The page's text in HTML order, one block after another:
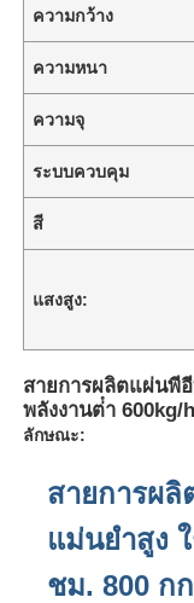
ความกว้าง
ความหนา
ความจุ
ระบบควบคุม
สี
แสงสูง:
สายการผลิตแผ่นพี
พลังงานต่ํา 600kg/
ลักษณะ:
สายการผลิ
แม่นยำสูง
ชม. 800 ก